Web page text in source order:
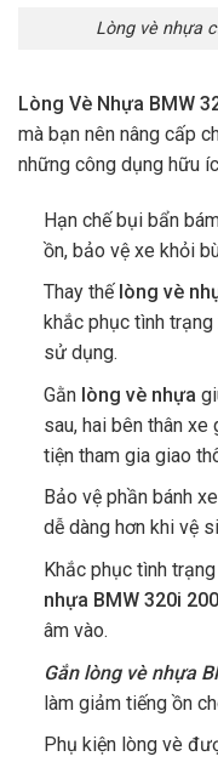
Lòng vè nhựa
Lòng Vè Nhựa BMW
mà bạn nên nâng cấp
những công dụng hữu
Hạn chế bụi bẩn
ồn, bảo vệ xe khỏi
Thay thếlòng vè
khắc phục tình
sử dụng.
Gằn lòng vè nhựa
sau, hai bên thân
tiện tham gia giao
Bảo vệ phần bánh
dễ dàng hơn khi vệ
Khắc phục tình
nhựa BMW 320i
âm vào.
Gắn lòng vè nhựa
làm giảm tiếng ồn
Phụ kiện lòng vè